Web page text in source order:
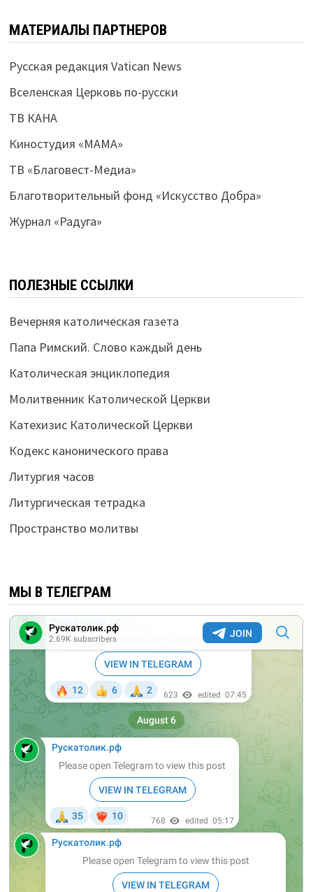
МАТЕРИАЛЫ ПАРТНЕРОВ
Русская редакция Vatican News
Вселенская Церковь по-русски
ТВ КАНА
Киностудия «МАМА»
ТВ «Благовест-Медиа»
Благотворительный фонд «Искусство Добра»
Журнал «Радуга»
ПОЛЕЗНЫЕ ССЫЛКИ
Вечерняя католическая газета
Папа Римский. Слово каждый день
Католическая энциклопедия
Молитвенник Католической Церкви
Катехизис Католической Церкви
Кодекс канонического права
Литургия часов
Литургическая тетрадка
Пространство молитвы
МЫ В ТЕЛЕГРАМ